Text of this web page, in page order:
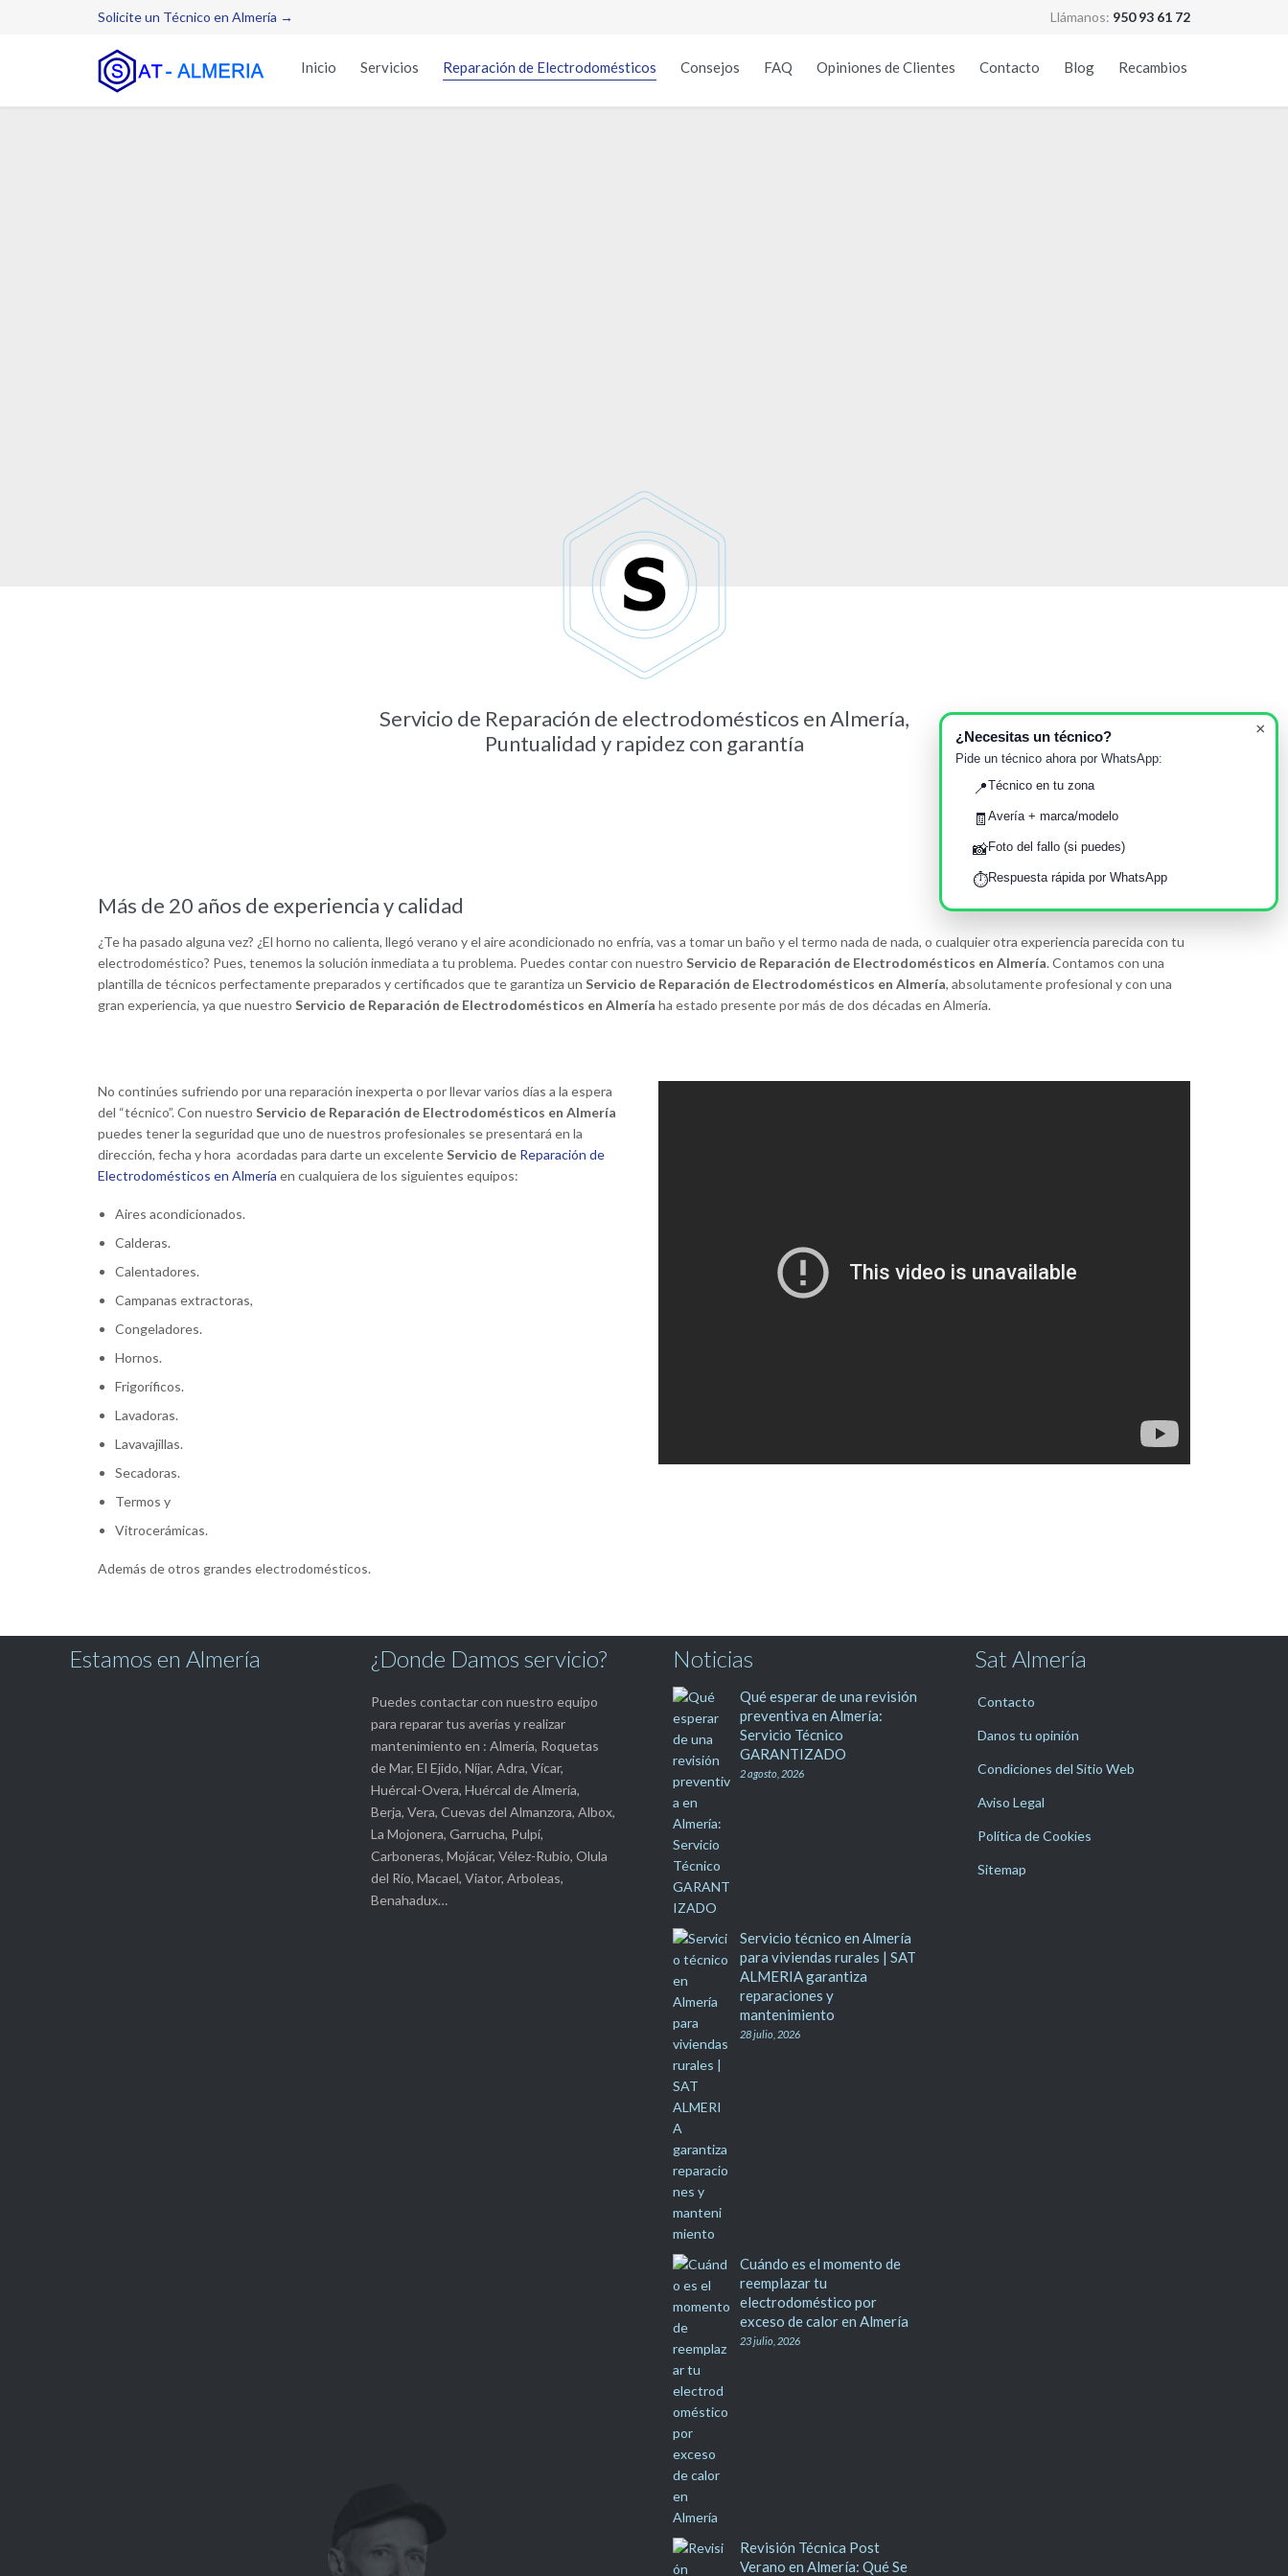
Solicite un Técnico en Almería → Llámanos: 950 93 61 72
content
Inicio Servicios Reparación de Electrodomésticos Consejos FAQ Opiniones de Clientes Contacto Blog Recambios
Servicio de Reparación de electrodomésticos en Almería,
Puntualidad y rapidez con garantía
Más de 20 años de experiencia y calidad
¿Te ha pasado alguna vez? ¿El horno no calienta, llegó verano y el aire acondicionado no enfría, vas a tomar un baño y el termo nada de nada, o cualquier otra experiencia parecida con tu
electrodoméstico? Pues, tenemos la solución inmediata a tu problema. Puedes contar con nuestro Servicio de Reparación de Electrodomésticos en Almería. Contamos con una
plantilla de técnicos perfectamente preparados y certificados que te garantiza un Servicio de Reparación de Electrodomésticos en Almería, absolutamente profesional y con una
gran experiencia, ya que nuestro Servicio de Reparación de Electrodomésticos en Almería ha estado presente por más de dos décadas en Almería.
No continúes sufriendo por una reparación inexperta o por llevar varios días a la espera
del “técnico”. Con nuestro Servicio de Reparación de Electrodomésticos en Almería
puedes tener la seguridad que uno de nuestros profesionales se presentará en la
dirección, fecha y hora acordadas para darte un excelenteServicio de Reparación de
Electrodomésticos en Almería en cualquiera de los siguientes equipos:
Aires acondicionados.
Calderas.
Calentadores.
Campanas extractoras,
Congeladores.
Hornos.
Frigoríficos.
Lavadoras.
Lavavajillas.
Secadoras.
Termos y
Vitrocerámicas.
Además de otros grandes electrodomésticos.
Estamos en Almería ¿Donde Damos servicio?
Puedes contactar con nuestro equipo
para reparar tus averías y realizar
mantenimiento en : Almería, Roquetas
de Mar, El Ejido, Níjar, Adra, Vícar,
Huércal-Overa, Huércal de Almería,
Berja, Vera, Cuevas del Almanzora, Albox,
La Mojonera, Garrucha, Pulpí,
Carboneras, Mojácar, Vélez-Rubio, Olula
del Río, Macael, Viator, Arboleas,
Benahadux…
Noticias
Qué esperar de una revisión
preventiva en Almería:
Servicio Técnico
GARANTIZADO
2 agosto, 2026
Servicio técnico en Almería
para viviendas rurales | SAT
ALMERIA garantiza
reparaciones y
mantenimiento
28 julio, 2026
Cuándo es el momento de
reemplazar tu
electrodoméstico por
exceso de calor en Almería
23 julio, 2026
Revisión Técnica Post
Verano en Almería: Qué Se
Sat Almería
Contacto
Danos tu opinión
Condiciones del Sitio Web
Aviso Legal
Política de Cookies
Sitemap
×
¿Necesitas un técnico?
Pide un técnico ahora por WhatsApp:
📍Técnico en tu zona
🧾 Avería + marca/modelo
📸Foto del fallo (si puedes)
⏱️Respuesta rápida por WhatsApp